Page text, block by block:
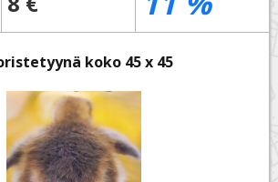
koko 45 x 45